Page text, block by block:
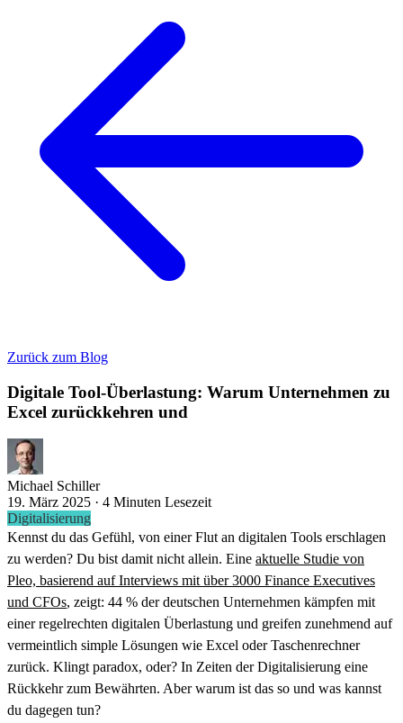
Zurück zum Blog
Digitale Tool-Überlastung: Warum Unternehmen zu
Excel zurückkehren und
Michael Schiller
19. März 2025 · 4 Minuten Lesezeit
Digitalisierung
Kennst du das Gefühl, von einer Flut an digitalen Tools erschlagen
zu werden? Du bist damit nicht allein. Eine aktuelle Studie von
Pleo, basierend auf Interviews mit über 3000 Finance Executives
und CFOs, zeigt: 44 % der deutschen Unternehmen kämpfen mit
einer regelrechten digitalen Überlastung und greifen zunehmend auf
vermeintlich simple Lösungen wie Excel oder Taschenrechner
zurück. Klingt paradox, oder? In Zeiten der Digitalisierung eine
Rückkehr zum Bewährten. Aber warum ist das so und was kannst
du dagegen tun?